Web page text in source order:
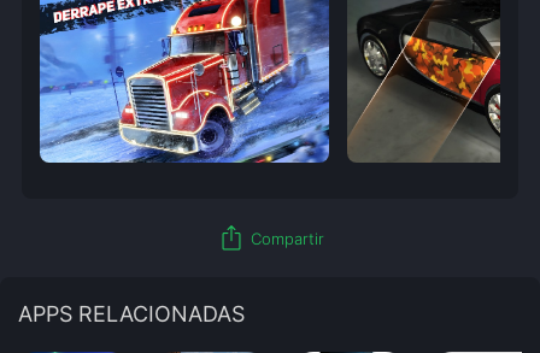
ios_share Compartir
APPS RELACIONADAS